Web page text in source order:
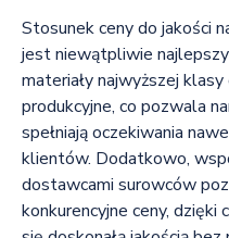
Stosunek ceny do jakości
jest niewątpliwie
materiały najwyższej
produkcyjne, co pozwala
spełniają oczekiwania
klientów. Dodatkowo,
dostawcami surowców
konkurencyjne ceny, dzięki